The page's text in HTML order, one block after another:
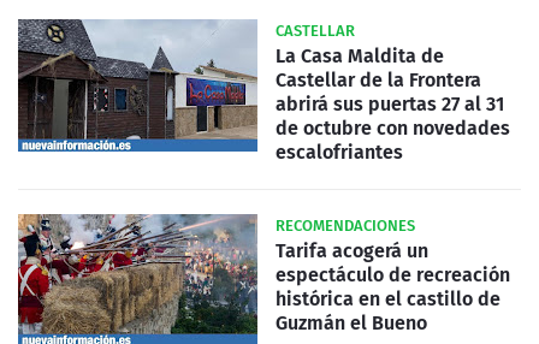
CASTELLAR
La Casa Maldita de
Castellar de la Frontera
abrirá sus puertas 27 al 31
de octubre con novedades
escalofriantes
RECOMENDACIONES
Tarifa acogerá un
espectáculo de recreación
histórica en el castillo de
Guzmán el Bueno